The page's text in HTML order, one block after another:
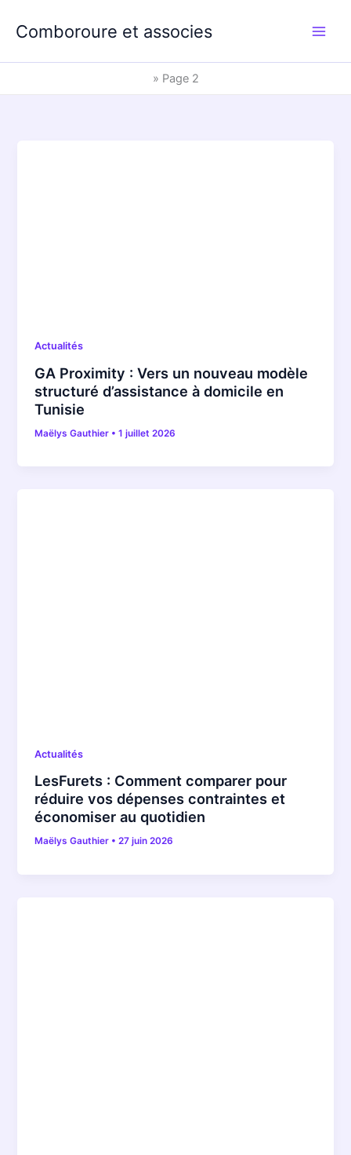
Comboroure et associes
» Page 2
Actualités
GA Proximity : Vers un nouveau modèle
structuré d’assistance à domicile en
Tunisie
Maëlys Gauthier •1 juillet 2026
Actualités
LesFurets : Comment comparer pour
réduire vos dépenses contraintes et
économiser au quotidien
Maëlys Gauthier •27 juin 2026